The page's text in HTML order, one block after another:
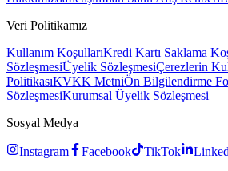
Veri Politikamız
Kullanım KoşullarıKredi Kartı Saklama
SözleşmesiÜyelik SözleşmesiÇerezlerin
PolitikasıKVKK MetniÖn Bilgilendirme
SözleşmesiKurumsal Üyelik Sözleşmesi
Sosyal Medya
Instagram Facebook TikTok